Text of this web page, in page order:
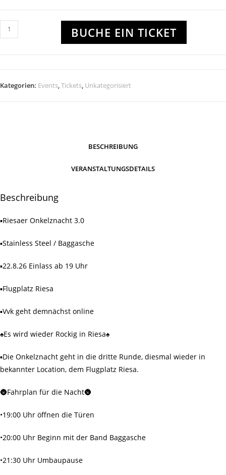
Onkelznacht
@
Menge
BUCHE EIN TICKET
Kategorien: Events,Tickets, Unkategorisiert
BESCHREIBUNG
VERANSTALTUNGSDETAILS
Beschreibung
▪️Riesaer Onkelznacht 3.0
▪️Stainless Steel / Baggasche
▪️22.8.26 Einlass ab 19 Uhr
▪️Flugplatz Riesa
▪️Vvk geht demnächst online
♠️Es wird wieder Rockig in Riesa♠️
▪️Die Onkelznacht geht in die dritte Runde, diesmal wieder in
bekannter Location, dem Flugplatz Riesa.
🌚Fahrplan für die Nacht🌚
•19:00 Uhr öffnen die Türen
•20:00 Uhr Beginn mit der Band Baggasche
•21:30 Uhr Umbaupause